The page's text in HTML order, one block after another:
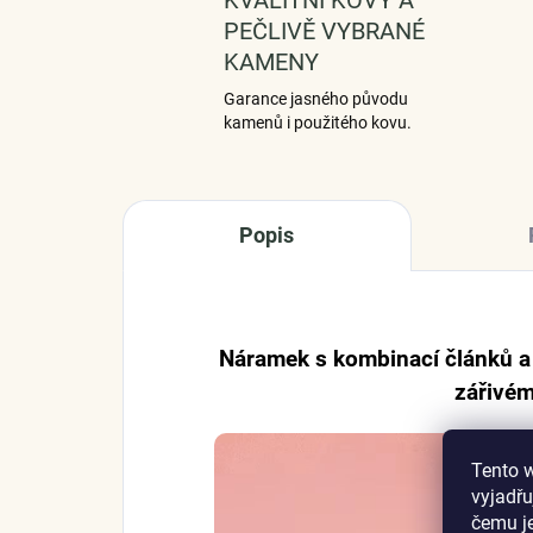
Tento
čemu
PEČLIVĚ VYBRANÉ
KAMENY
Garance jasného původu
kamenů i použitého kovu.
Popis
Náramek s kombinací článků